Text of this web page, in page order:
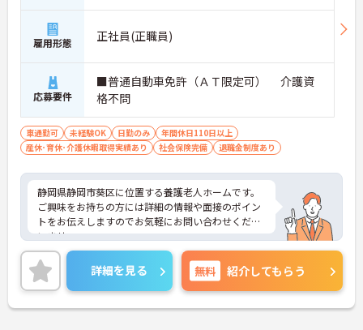
雇用形態 正社員(正職員)
応募要件
■普通自動車免許（ＡＴ限定可） 介護資
格不問
車通勤可 未経験OK 日勤のみ
年間休日110日以上
産休･育休･介護休暇取得実績あり
社会保険完備 退職金制度あり
静岡県静岡市葵区に位置する養護老人ホームです。
ご興味をお持ちの方には詳細の情報や面接のポイン
トをお伝えしますのでお気軽にお問い合わせくださ
いませ。
詳細を見る 無料 紹介してもらう